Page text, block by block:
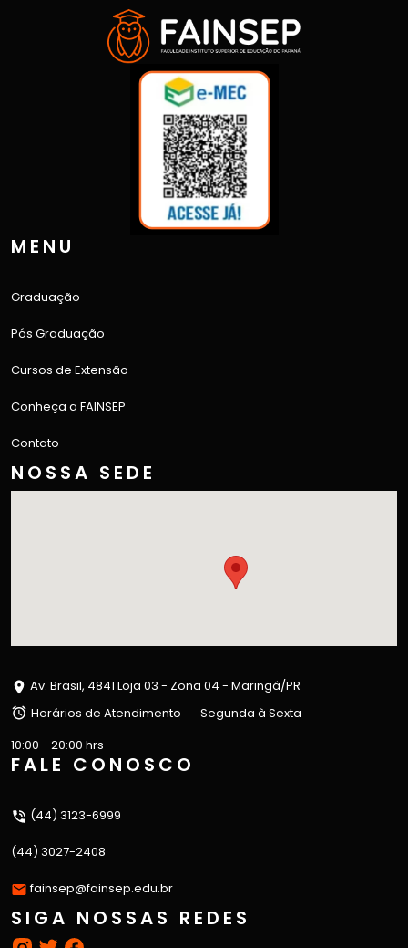
MENU
Graduação
Pós Graduação
Cursos de Extensão
Conheça a FAINSEP
Contato
NOSSA SEDE
Av. Brasil, 4841 Loja 03 - Zona 04 - Maringá/PR
Horários de Atendimento
Segunda à Sexta
10:00 - 20:00 hrs
FALE CONOSCO
(44) 3123-6999
(44) 3027-2408
fainsep@fainsep.edu.br
SIGA NOSSAS REDES